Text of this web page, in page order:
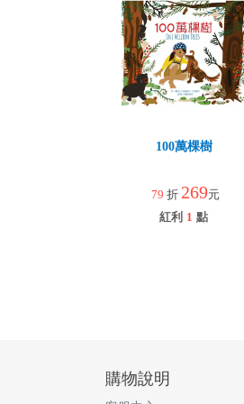
100萬棵樹
79 折 269元
紅利 1 點
購物說明